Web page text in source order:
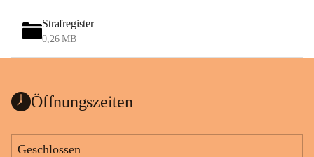
Strafregister
0,26 MB
Öffnungszeiten
Geschlossen